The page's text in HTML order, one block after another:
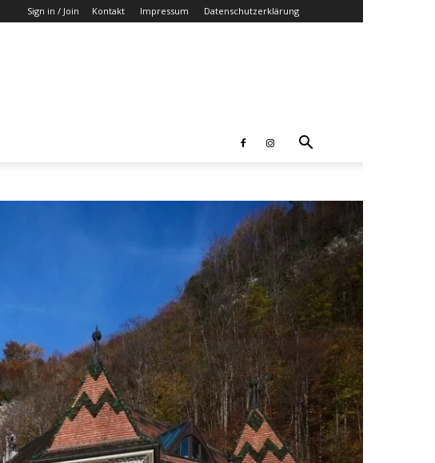
Sign in / Join Kontakt Impressum Datenschutzerklärung